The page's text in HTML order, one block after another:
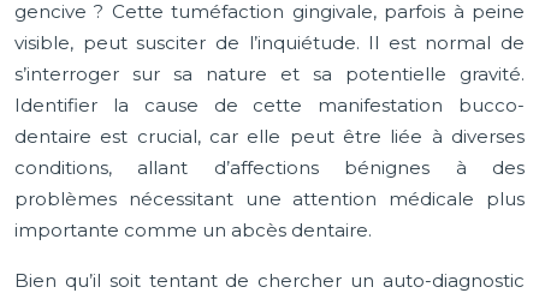
gencive ? Cette tuméfaction gingivale, parfois à peine
visible, peut susciter de l’inquiétude. Il est normal de
s’interroger sur sa nature et sa potentielle gravité.
Identifier la cause de cette manifestation bucco-
dentaire est crucial, car elle peut être liée à diverses
conditions, allant d’affections bénignes à des
problèmes nécessitant une attention médicale plus
importante comme un abcès dentaire.
Bien qu’il soit tentant de chercher un auto-diagnostic